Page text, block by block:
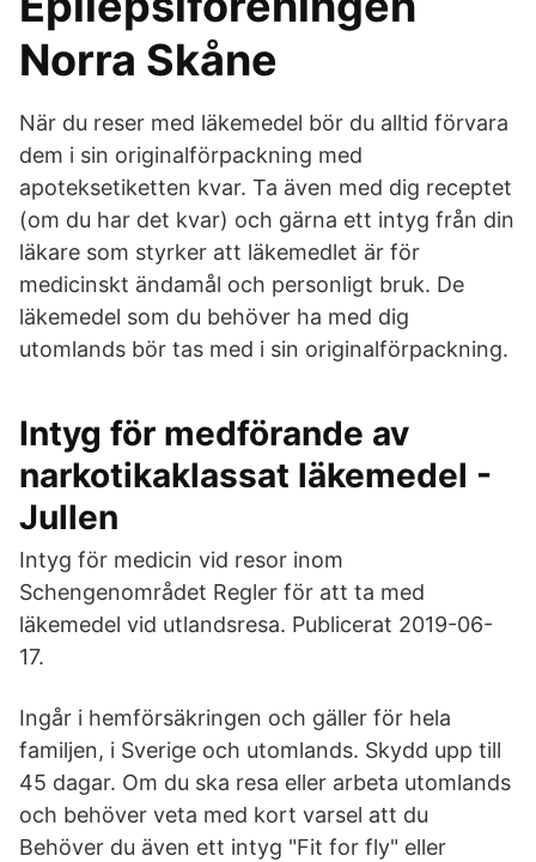
Norra Skåne
När du reser med läkemedel bör du alltid förvara
dem i sin originalförpackning med
apoteksetiketten kvar. Ta även med dig receptet
(om du har det kvar) och gärna ett intyg från din
läkare som styrker att läkemedlet är för
medicinskt ändamål och personligt bruk. De
läkemedel som du behöver ha med dig
utomlands bör tas med i sin originalförpackning.
Intyg för medförande av
narkotikaklassat läkemedel -
Jullen
Intyg för medicin vid resor inom
Schengenområdet Regler för att ta med
läkemedel vid utlandsresa. Publicerat 2019-06-
17.
Ingår i hemförsäkringen och gäller för hela
familjen, i Sverige och utomlands. Skydd upp till
45 dagar. Om du ska resa eller arbeta utomlands
och behöver veta med kort varsel att du
Behöver du även ett intyg "Fit for fly" eller